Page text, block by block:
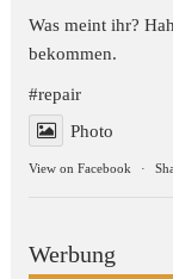
Was meint ihr?
bekommen.
#repair
Photo
View on Facebook ·
Werbung